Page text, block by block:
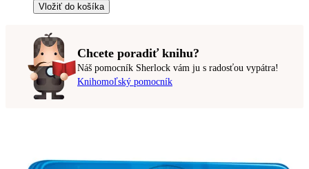
Vložiť do košíka
Chcete poradiť knihu?
Náš pomocník Sherlock vám ju s radosťou vypátra!
Knihomoľský pomocník